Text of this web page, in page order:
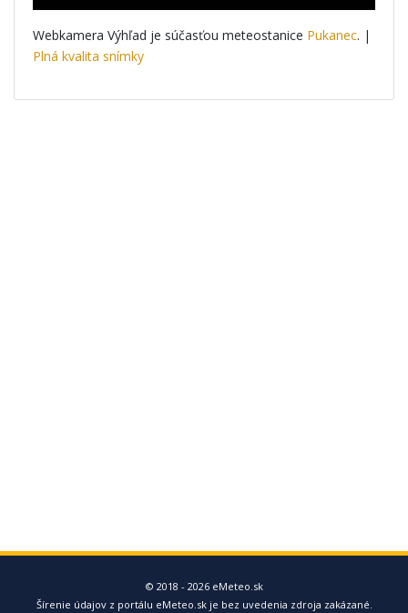
Webkamera Výhľad je súčasťou meteostanice Pukanec. |
Plná kvalita snímky
© 2018 - 2026 eMeteo.sk
Šírenie údajov z portálu eMeteo.sk je bez uvedenia zdroja zakázané.